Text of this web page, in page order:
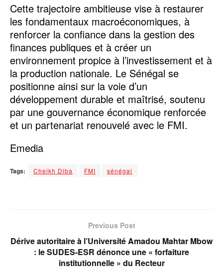
Cette trajectoire ambitieuse vise à restaurer
les fondamentaux macroéconomiques, à
renforcer la confiance dans la gestion des
finances publiques et à créer un
environnement propice à l’investissement et à
la production nationale. Le Sénégal se
positionne ainsi sur la voie d’un
développement durable et maîtrisé, soutenu
par une gouvernance économique renforcée
et un partenariat renouvelé avec le FMI.
Emedia
Tags: Cheikh Diba FMI sénégal
Previous Post
Dérive autoritaire à l’Université Amadou Mahtar Mbow
: le SUDES-ESR dénonce une « forfaiture
institutionnelle » du Recteur